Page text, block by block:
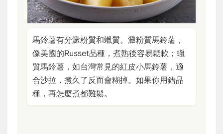
馬鈴薯有分澱粉質和蠟質。澱粉質馬鈴薯，
像美國的Russet品種，煮熟後容易鬆軟；蠟
質馬鈴薯，如台灣常見的紅皮小馬鈴薯，適
合沙拉，煮久了反而會糊掉。如果你用錯品
種，再怎麼煮都難鬆。